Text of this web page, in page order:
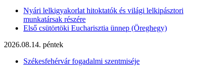
Nyári lelkigyakorlat hitoktatók és világi lelkipásztori
munkatársak részére
Első csütörtöki Eucharisztia ünnep (Öreghegy)
2026.08.14. péntek
Székesfehérvár fogadalmi szentmiséje